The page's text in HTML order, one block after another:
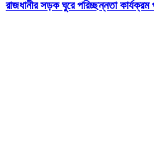
রাজধানীর সড়ক ঘুরে পরিচ্ছন্নতা কার্যক্রম